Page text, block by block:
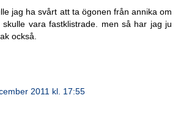
jag ha svårt att ta ögonen från annika om
vara fastklistrade. men så har jag ju
också.
2011 kl. 17:55